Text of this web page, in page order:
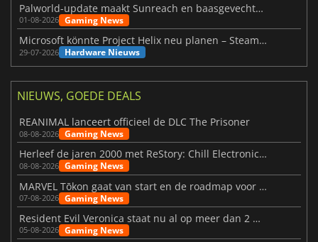
Palworld-update maakt Sunreach en baasgevechten stabieler
01-08-2026 Gaming News
Microsoft könnte Project Helix neu planen – Steam-Support wackelt
29-07-2026 Hardware Nieuws
NIEUWS, GOEDE DEALS
REANIMAL lanceert officieel de DLC The Prisoner
08-08-2026 Gaming News
Herleef de jaren 2000 met ReStory: Chill Electronics Repairs
08-08-2026 Gaming News
MARVEL Tōkon gaat van start en de roadmap voor jaar 1 is bekendgemaakt
07-08-2026 Gaming News
Resident Evil Veronica staat nu al op meer dan 2 miljoen verlanglijstjes
05-08-2026 Gaming News